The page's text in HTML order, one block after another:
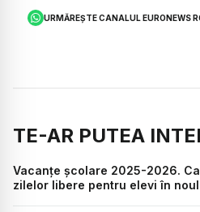
URMĂREȘTE CANALUL EURONEWS
TE-AR PUTEA
Vacanțe școlare 2025-2026.
zilelor libere pentru elevi în